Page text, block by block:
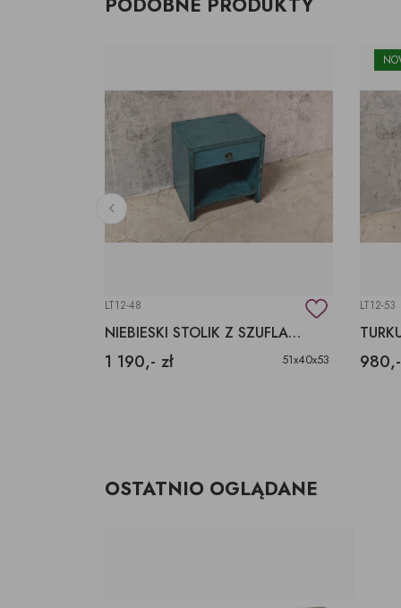
LT12-48
NIEBIESKI STOLIK Z SZUFLADKĄ, UNIKAT Z AZJI
1 190,- zł 51x40x53
LT12-53
OSTATNIO OGLĄDANE